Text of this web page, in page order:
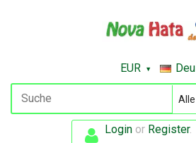
EUR Deu
Login or Register.